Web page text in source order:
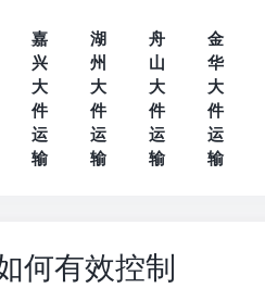
嘉
兴
大
件
运
输
湖
州
大
件
运
输
舟
山
大
件
运
输
金
华
大
件
运
输
何有效控制